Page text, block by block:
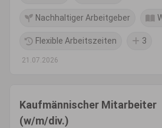
Nachhaltiger Arbeitgeber
Flexible Arbeitszeiten 3
21.07.2026
Kaufmännischer Mitarbeiter
(w/m/div.)